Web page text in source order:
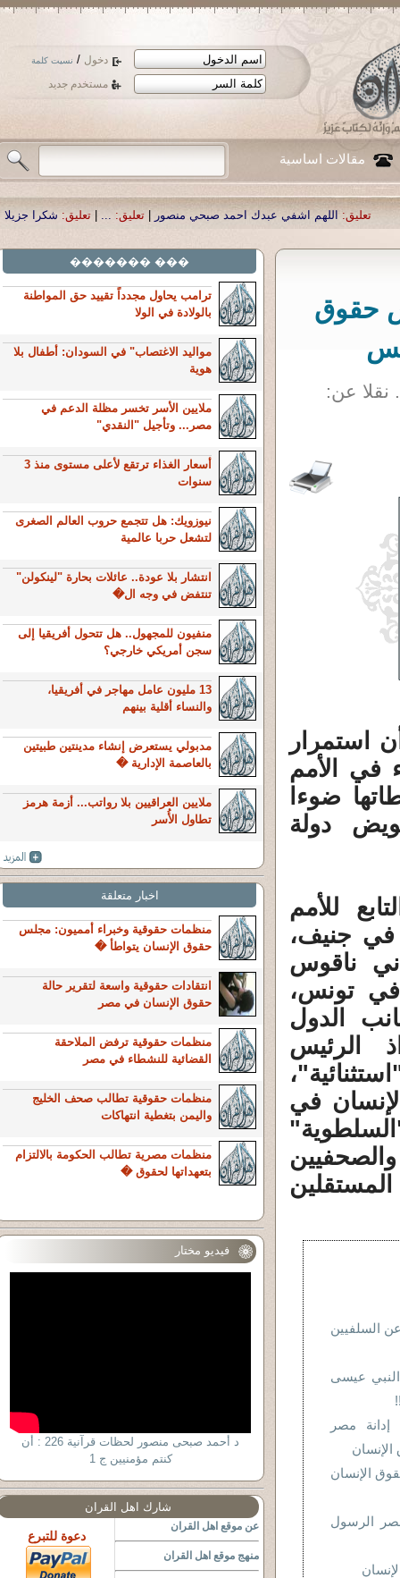
دخول / نسيت كلمة
مستخدم جديد
مقالات اساسية
اشفي عبدك احمد صبحي منصور |تعليق: ...
|تعليق: شكرا جزيلا أستاذ حمد
حقوق
استمرار
في الأمم
ضوءا
دولة
للأمم
في جنيف،
ناقوس
تونس،
الدول
الرئيس
في
السلفيين
عيسى
إدانة مصر
الإنسان
الرسول
��� �������
ترامب يحاول مجدداً تقييد حق المواطنة
بالولادة في الولا
مواليد الاغتصاب" في السودان: أطفال بلا
هوية
ملايين الأسر تخسر مظلة الدعم في
مصر... وتأجيل "النقدي"
أسعار الغذاء ترتقع لأعلى مستوى منذ 3
سنوات
نيوزويك: هل تتجمع حروب العالم الصغرى
لتشعل حربا عالمية
انتشار بلا عودة.. عائلات بحارة "لينكولن"
تنتفض في وجه ال�
منفيون للمجهول.. هل تتحول أفريقيا إلى
سجن أمريكي خارجي؟
13 مليون عامل مهاجر في أفريقيا،
والنساء أقلية بينهم
مدبولي يستعرض إنشاء مدينتين طبيتين
بالعاصمة الإدارية �
ملايين العراقيين بلا رواتب... أزمة هرمز
تطاول الأُسر
اخبار متعلقة
منظمات حقوقية وخبراء أمميون: مجلس
حقوق الإنسان يتواطأ �
انتقادات حقوقية واسعة لتقرير حالة
حقوق الإنسان في مصر
منظمات حقوقية ترفض الملاحقة
القضائية للنشطاء في مصر
منظمات حقوقية تطالب صحف الخليج
واليمن بتغطية انتهاكات
منظمات مصرية تطالب الحكومة بالالتزام
بتعهداتها لحقوق �
فيديو مختار
د أحمد صبحى منصور لحظات قرآنية 226 : أن
كنتم مؤمنيين ج 1
شارك اهل القران
عن موقع اهل القران
منهج موقع اهل القران
دعوة للتبرع